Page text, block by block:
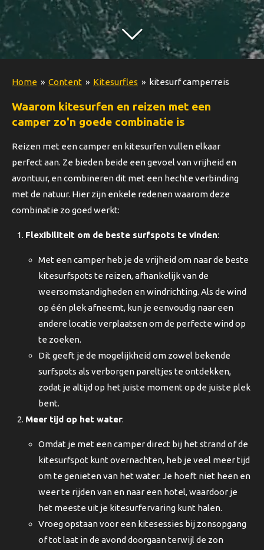
Home » Content » Kitesurfles » kitesurf camperreis
Waarom kitesurfen en reizen met een
camper zo'n goede combinatie is
Reizen met een camper en kitesurfen vullen elkaar
perfect aan. Ze bieden beide een gevoel van vrijheid en
avontuur, en combineren dit met een hechte verbinding
met de natuur. Hier zijn enkele redenen waarom deze
combinatie zo goed werkt:
Flexibiliteit om de beste surfspots te vinden:
Met een camper heb je de vrijheid om naar de beste
kitesurfspots te reizen, afhankelijk van de
weersomstandigheden en windrichting. Als de wind
op één plek afneemt, kun je eenvoudig naar een
andere locatie verplaatsen om de perfecte wind op
te zoeken.
Dit geeft je de mogelijkheid om zowel bekende
surfspots als verborgen pareltjes te ontdekken,
zodat je altijd op het juiste moment op de juiste plek
bent.
Meer tijd op het water:
Omdat je met een camper direct bij het strand of de
kitesurfspot kunt overnachten, heb je veel meer tijd
om te genieten van het water. Je hoeft niet heen en
weer te rijden van en naar een hotel, waardoor je
het meeste uit je kitesurfervaring kunt halen.
Vroeg opstaan voor een kitesessies bij zonsopgang
of tot laat in de avond doorgaan terwijl de zon